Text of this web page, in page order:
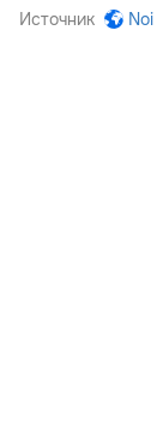
Источник Noi